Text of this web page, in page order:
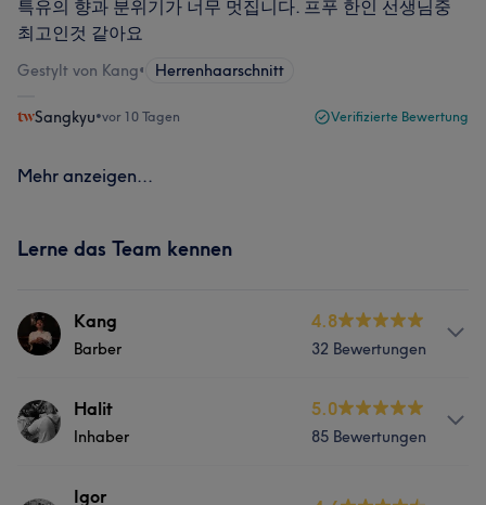
특유의 향과 분위기가 너무 멋집니다. 프푸 한인 선생님중
최고인것 같아요
Gestylt von Kang• Herrenhaarschnitt
Sangkyu•vor 10 Tagen Verifizierte Bewertung
Mehr anzeigen...
Lerne das Team kennen
Kang
Barber
4.8
32 Bewertungen
Info
Korean Educated Barber, english speaker.
Services
Halit
Inhaber
5.0
85 Bewertungen
Info
Igor